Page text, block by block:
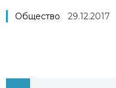
Фото/Видео
Общество 29.12.2017